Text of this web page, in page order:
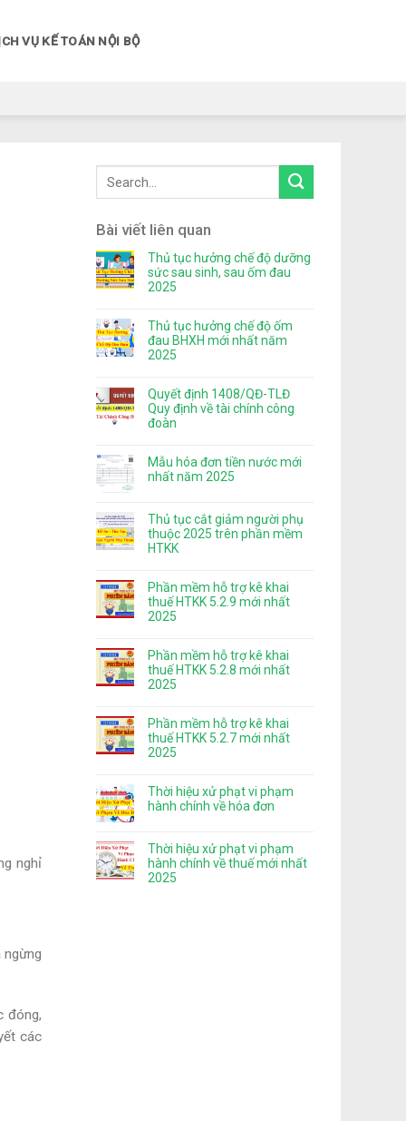
VỤ KẾ TOÁN NỘI BỘ
nghỉ
đóng,
các
Bài viết liên quan
Thủ tục hưởng chế độ dưỡng
sức sau sinh, sau ốm đau
2025
Thủ tục hưởng chế độ ốm
đau BHXH mới nhất năm
2025
Quyết định 1408/QĐ-TLĐ
Quy định về tài chính công
đoàn
Mẫu hóa đơn tiền nước mới
nhất năm 2025
Thủ tục cắt giảm người phụ
thuộc 2025 trên phần mềm
HTKK
Phần mềm hỗ trợ kê khai
thuế HTKK 5.2.9 mới nhất
2025
Phần mềm hỗ trợ kê khai
thuế HTKK 5.2.8 mới nhất
2025
Phần mềm hỗ trợ kê khai
thuế HTKK 5.2.7 mới nhất
2025
Thời hiệu xử phạt vi phạm
hành chính về hóa đơn
Thời hiệu xử phạt vi phạm
hành chính về thuế mới nhất
2025